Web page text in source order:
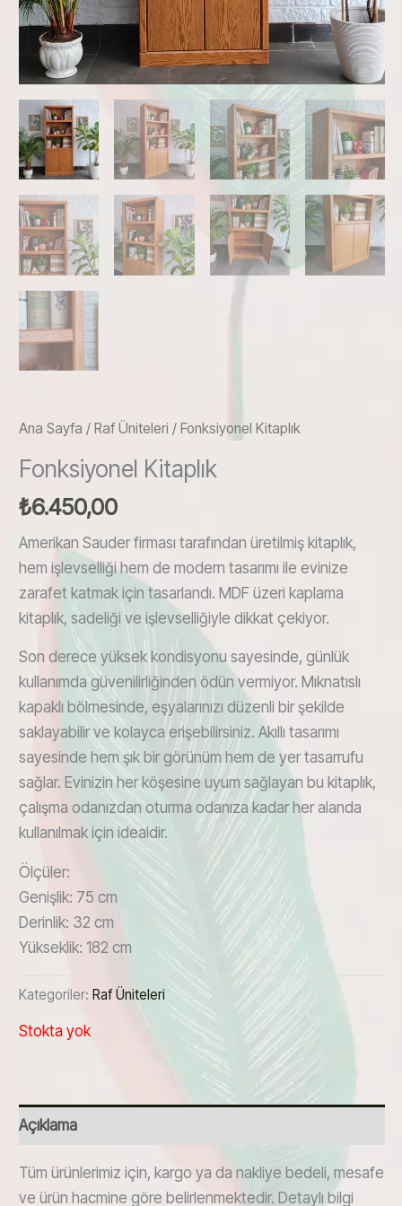
Ana Sayfa / Raf Üniteleri / Fonksiyonel Kitaplık
Fonksiyonel Kitaplık
₺6.450,00
Amerikan Sauder firması tarafından üretilmiş kitaplık,
hem işlevselliği hem de modern tasarımı ile evinize
zarafet katmak için tasarlandı. MDF üzeri kaplama
kitaplık, sadeliği ve işlevselliğiyle dikkat çekiyor.
Son derece yüksek kondisyonu sayesinde, günlük
kullanımda güvenilirliğinden ödün vermiyor. Mıknatıslı
kapaklı bölmesinde, eşyalarınızı düzenli bir şekilde
saklayabilir ve kolayca erişebilirsiniz. Akıllı tasarımı
sayesinde hem şık bir görünüm hem de yer tasarrufu
sağlar. Evinizin her köşesine uyum sağlayan bu kitaplık,
çalışma odanızdan oturma odanıza kadar her alanda
kullanılmak için idealdir.
Ölçüler:
Genişlik: 75 cm
Derinlik: 32 cm
Yükseklik: 182 cm
Kategoriler: Raf Üniteleri
Stokta yok
Açıklama
Tüm ürünlerimiz için, kargo ya da nakliye bedeli, mesafe
ve ürün hacmine göre belirlenmektedir. Detaylı bilgi